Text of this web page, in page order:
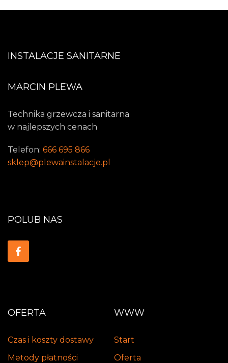
INSTALACJE SANITARNE
MARCIN PLEWA
Technika grzewcza i sanitarna
w najlepszych cenach
Telefon: 666 695 866
sklep@plewainstalacje.pl
OFERTA
Czas i koszty dostawy
Metody płatności
WWW
Start
Oferta
POLUB NAS